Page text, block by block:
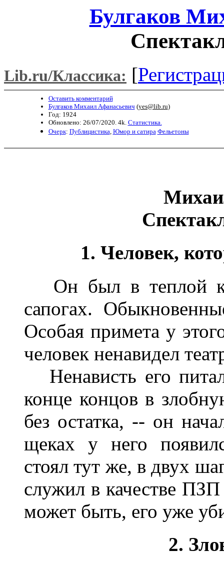
Булгаков
Lib.ru/Классика: [
Оставить комментарий
Булгаков Михаил Афанасьевич (yes@lib.ru)
Год: 1924
Обновлено: 26/07/2020. 4k. Статистика.
Очерк: Публицистика Юмор и сатира Фельетоны
1. Человек,
Он был в теплой
сапогах.
Особая примета у
человек ненавидел
Ненависть его
конце концов в
без остатка, -- он
щеках у него
стоял тут же, в двух
служил в качестве
может быть, его уже
2.